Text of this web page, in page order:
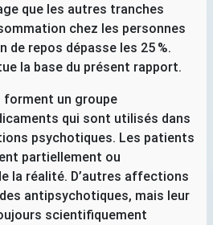
que les autres tranches
chez les personnes
de repos dépasse les 25 %.
la base du présent rapport.
un groupe
qui sont utilisés dans
psychotiques. Les patients
partiellement ou
la réalité. D’autres affections
antipsychotiques, mais leur
scientifiquement